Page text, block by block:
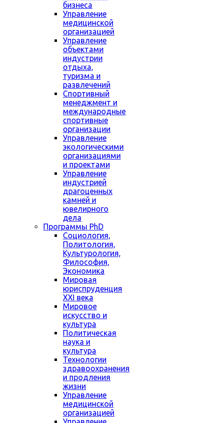
бизнеса
Управление
медицинской
организацией
Управление
объектами
индустрии
отдыха,
туризма и
развлечений
Спортивный
менеджмент и
международные
спортивные
организации
Управление
экологическими
организациями
и проектами
Управление
индустрией
драгоценных
камней и
ювелирного
дела
Программы PhD
Социология,
Политология,
Культурология,
Философия,
Экономика
Мировая
юриспруденция
XXI века
Мировое
искусство и
культура
Политическая
наука и
культура
Технологии
здравоохранения
и продления
жизни
Управление
медицинской
организацией